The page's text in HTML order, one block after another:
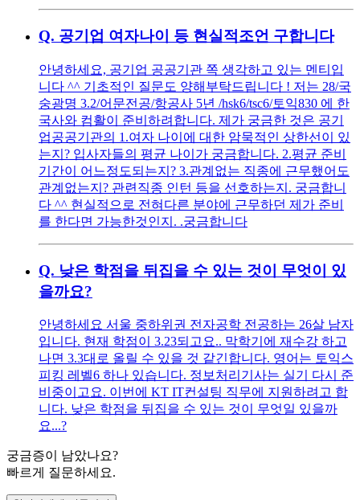
Q. 공기업 여자나이 등 현실적조언 구합니다
안녕하세요, 공기업 공공기관 쪽 생각하고 있는 멘티입
니다 ^^ 기초적인 질문도 양해부탁드립니다 ! 저는 28/국
숭광명 3.2/어문전공/항공사 5년 /hsk6/tsc6/토익830 에 한
국사와 컴활이 준비하려합니다. 제가 궁금한 것은 공기
업공공기관의 1.여자 나이에 대한 암묵적인 상한선이 있
는지? 입사자들의 평균 나이가 궁금합니다. 2.평균 준비
기간이 어느정도되는지? 3.관계없는 직종에 근무했어도
관계없는지? 관련직종 인턴 등을 선호하는지. 궁금합니
다 ^^ 현실적으로 전혀다른 분야에 근무하던 제가 준비
를 한다면 가능한것인지. .궁금합니다
Q. 낮은 학점을 뒤집을 수 있는 것이 무엇이 있
을까요?
안녕하세요 서울 중하위권 전자공학 전공하는 26살 남자
입니다. 현재 학점이 3.23되고요.. 막학기에 재수강 하고
나면 3.3대로 올릴 수 있을 것 같긴합니다. 영어는 토익스
피킹 레벨6 하나 있습니다. 정보처리기사는 실기 다시 준
비중이고요. 이번에 KT IT컨설팅 직무에 지원하려고 합
니다. 낮은 학점을 뒤집을 수 있는 것이 무엇일 있을까
요...?
궁금증이 남았나요?
빠르게 질문하세요.